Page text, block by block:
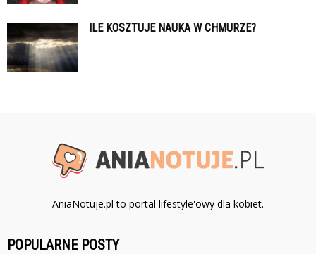
ILE KOSZTUJE NAUKA W CHMURZE?
AniaNotuje.pl to portal lifestyle'owy dla kobiet.
POPULARNE POSTY